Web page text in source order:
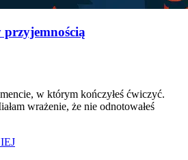
w którym kończyłeś ćwiczyć.
wrażenie, że nie odnotowałeś